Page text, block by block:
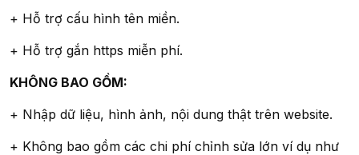
+ Hỗ trợ cấu hình tên miền.
+ Hỗ trợ gắn https miễn phí.
KHÔNG BAO GỒM:
+ Nhập dữ liệu, hình ảnh, nội dung thật trên website.
+ Không bao gồm các chi phí chỉnh sửa lớn ví dụ như